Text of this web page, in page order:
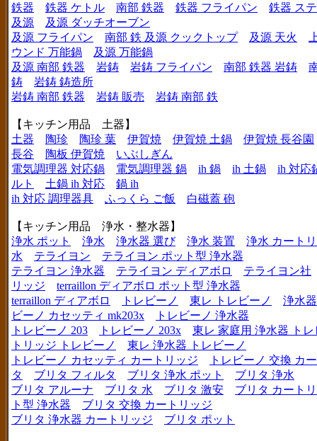
鉄器
鉄器 ケトル 南部 鉄器 鉄器 フライパン
鉄器 ス
及源
及源 ダッチオーブン
及源 フライパン
南部 鉄 及源 クックトップ 及源 天火
ウンド 万能鍋
及源 万能鍋
及源 南部 鉄器
岩鋳 岩鋳 フライパン 南部 鉄器 岩鋳
鋳
岩鋳 鋳造所
岩鋳 南部 鉄器
岩鋳 販売 岩鋳 南部 鉄
【キッチン用品 土器】
土器
陶珍 陶珍 葉 伊賀焼 伊賀焼 土鍋
伊賀焼 長谷園
長谷
陶板 伊賀焼
いぶしぎん
電気調理器 対応鍋
電気調理器 鍋 ih 鍋 ih 土鍋
ih 対応
ルト
土鍋 ih 対応
鍋 ih
ih 対応 調理器具
ふっくら ご飯 白磁蓋 砲
【キッチン用品 浄水・整水器】
浄水 ポット
浄水 浄水器 選び 浄水 装置
浄水 カート
水
テライヨン
テライヨン ポット型 浄水器
テライヨン 浄水器
テライヨン ディアボロ
テライヨン社
リッジ
terraillon ディアボロ ポット型 浄水器
terraillon ディアボロ
トレビーノ 東レ トレビーノ
浄水
ビーノ カセッティ mk203x
トレビーノ 浄水器
トレビーノ 203
トレビーノ 203x
東レ 家庭用 浄水器 トレ
トリッジ トレビーノ
東レ 浄水器 トレビーノ
トレビーノ カセッティ カートリッジ
トレビーノ 交換 カ
タ
ブリタ フィルタ ブリタ 浄水 ポット
ブリタ 浄水
ブリタ アルーナ
ブリタ 水 ブリタ 激安
ブリタ カート
ト型 浄水器
ブリタ 交換 カートリッジ
ブリタ 浄水器 カートリッジ
ブリタ ポット